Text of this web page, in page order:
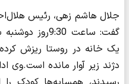
جلال هاشم زهی، رئیس
گفت: ساعت
دژند زیر آوار مانده است.وی